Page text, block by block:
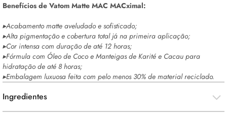
Benefícios de Vatom Matte MAC MACximal:
▸Acabamento matte aveludado e sofisticado;
▸Alta pigmentação e cobertura total já na primeira aplicação;
▸Cor intensa com duração de até 12 horas;
▸Fórmula com Óleo de Coco e Manteigas de Karité e Cacau para
hidratação de até 8 horas;
▸Embalagem luxuosa feita com pelo menos 30% de material reciclado.
Ingredientes